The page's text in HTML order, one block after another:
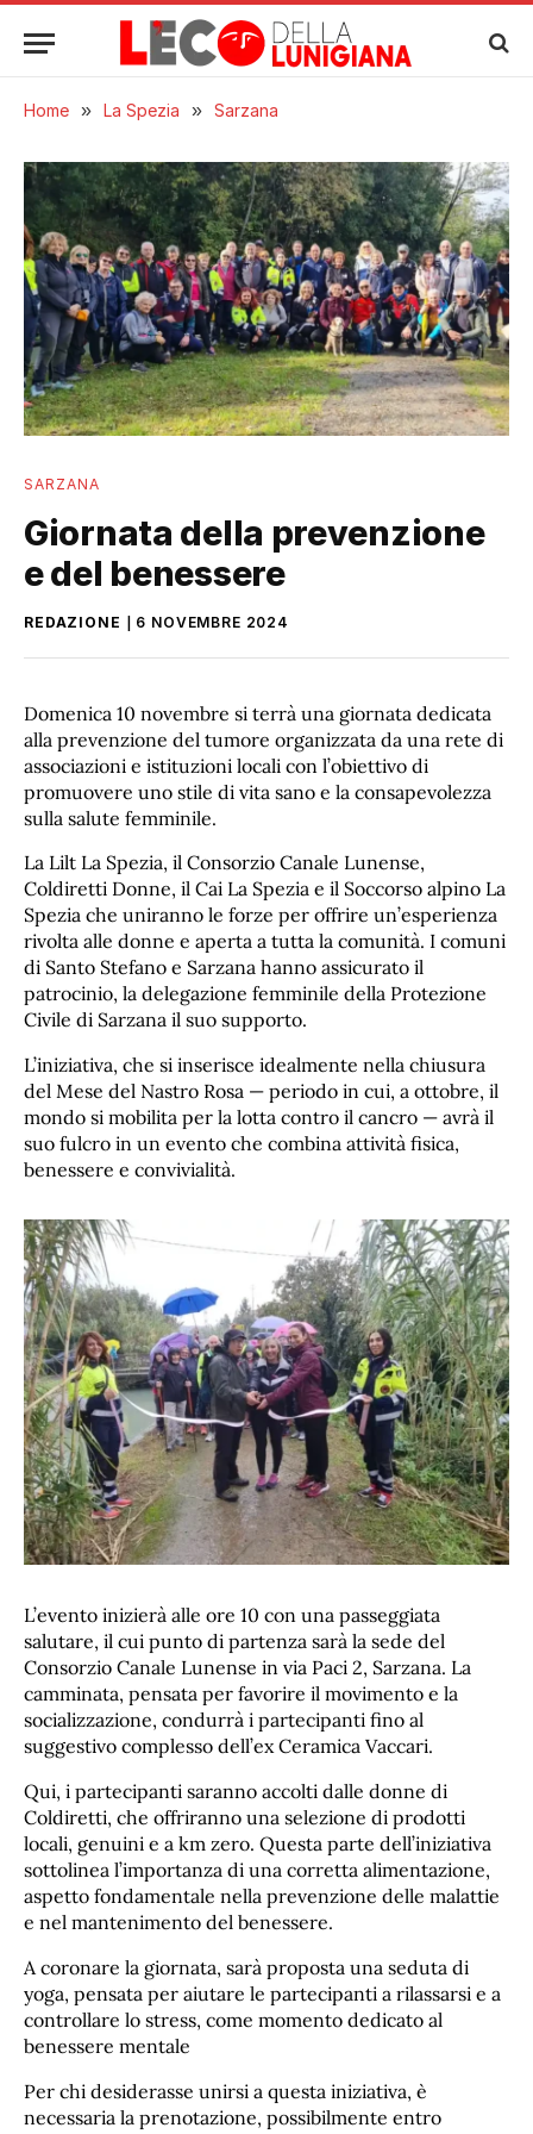
Home » La Spezia » Sarzana
SARZANA
Giornata della prevenzione
e del benessere
REDAZIONE 6 NOVEMBRE 2024
Domenica 10 novembre si terrà una giornata dedicata
alla prevenzione del tumore organizzata da una rete di
associazioni e istituzioni locali con l’obiettivo di
promuovere uno stile di vita sano e la consapevolezza
sulla salute femminile.
La Lilt La Spezia, il Consorzio Canale Lunense,
Coldiretti Donne, il Cai La Spezia e il Soccorso alpino La
Spezia che uniranno le forze per offrire un’esperienza
rivolta alle donne e aperta a tutta la comunità. I comuni
di Santo Stefano e Sarzana hanno assicurato il
patrocinio, la delegazione femminile della Protezione
Civile di Sarzana il suo supporto.
L’iniziativa, che si inserisce idealmente nella chiusura
del Mese del Nastro Rosa — periodo in cui, a ottobre, il
mondo si mobilita per la lotta contro il cancro — avrà il
suo fulcro in un evento che combina attività fisica,
benessere e convivialità.
L’evento inizierà alle ore 10 con una passeggiata
salutare, il cui punto di partenza sarà la sede del
Consorzio Canale Lunense in via Paci 2, Sarzana. La
camminata, pensata per favorire il movimento e la
socializzazione, condurrà i partecipanti fino al
suggestivo complesso dell’ex Ceramica Vaccari.
Qui, i partecipanti saranno accolti dalle donne di
Coldiretti, che offriranno una selezione di prodotti
locali, genuini e a km zero. Questa parte dell’iniziativa
sottolinea l’importanza di una corretta alimentazione,
aspetto fondamentale nella prevenzione delle malattie
e nel mantenimento del benessere.
A coronare la giornata, sarà proposta una seduta di
yoga, pensata per aiutare le partecipanti a rilassarsi e a
controllare lo stress, come momento dedicato al
benessere mentale
Per chi desiderasse unirsi a questa iniziativa, è
necessaria la prenotazione, possibilmente entro